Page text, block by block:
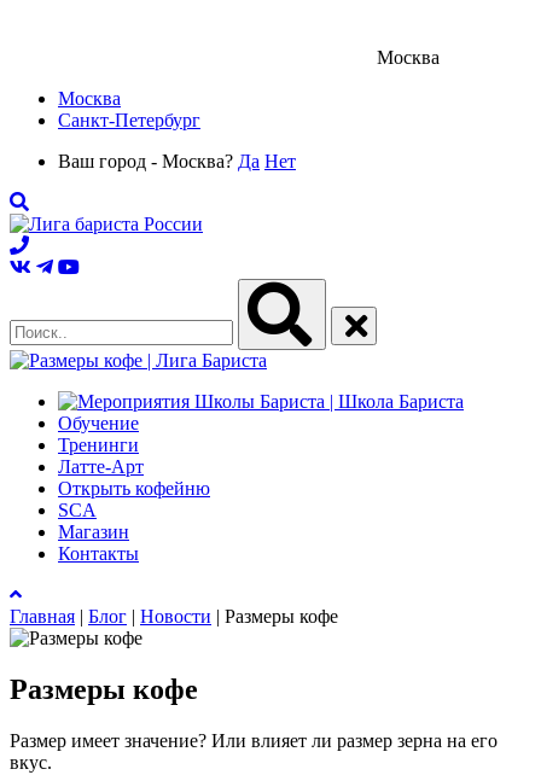
Москва
Москва
Санкт-Петербург
Ваш город - Москва? Да Нет
Обучение
Тренинги
Латте-Арт
Открыть кофейню
SCA
Магазин
Контакты
Главная | Блог | Новости | Размеры кофе
Размеры кофе
Размер имеет значение? Или влияет ли размер зерна на его
вкус.